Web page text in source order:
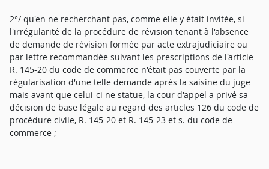
2°/ qu'en ne recherchant pas, comme elle y était invitée, si
l'irrégularité de la procédure de révision tenant à l'absence
de demande de révision formée par acte extrajudiciaire ou
par lettre recommandée suivant les prescriptions de l'article
R. 145-20 du code de commerce n'était pas couverte par la
régularisation d'une telle demande après la saisine du juge
mais avant que celui-ci ne statue, la cour d'appel a privé sa
décision de base légale au regard des articles 126 du code de
procédure civile, R. 145-20 et R. 145-23 et s. du code de
commerce ;